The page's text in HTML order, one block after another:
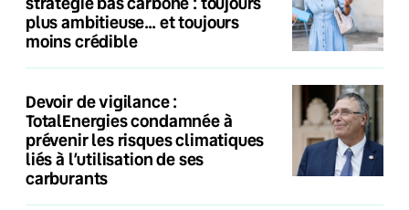
plus ambitieuse… et toujours
moins crédible
Devoir de vigilance :
TotalEnergies condamnée à
prévenir les risques climatiques
liés à l’utilisation de ses
carburants